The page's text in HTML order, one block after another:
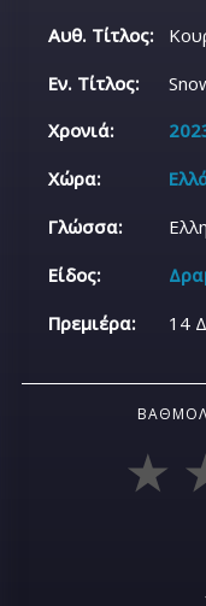
Αυθ. Τίτλος:
Εν. Τίτλος:
Χρονιά:
Χώρα:
Γλώσσα:
Είδος:
Πρεμιέρα:
14